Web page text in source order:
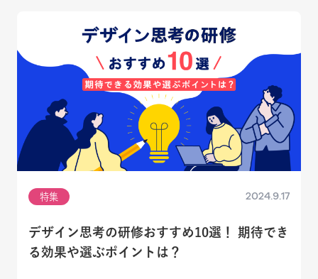
特集 2024.9.17
デザイン思考の研修おすすめ10選！ 期待でき
る効果や選ぶポイントは？